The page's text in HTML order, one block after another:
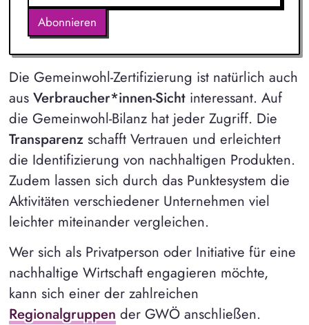
Abonnieren
Die Gemeinwohl-Zertifizierung ist natürlich auch
aus Verbraucher*innen-Sichtinteressant. Auf
die Gemeinwohl-Bilanz hat jeder Zugriff. Die
Transparenzschafft Vertrauen und erleichtert
die Identifizierung von nachhaltigen Produkten.
Zudem lassen sich durch das Punktesystem die
Aktivitäten verschiedener Unternehmen viel
leichter miteinander vergleichen.
Wer sich als Privatperson oder Initiative für eine
nachhaltige Wirtschaft engagieren möchte,
kann sich einer der zahlreichen
Regionalgruppen der GWÖ anschließen.